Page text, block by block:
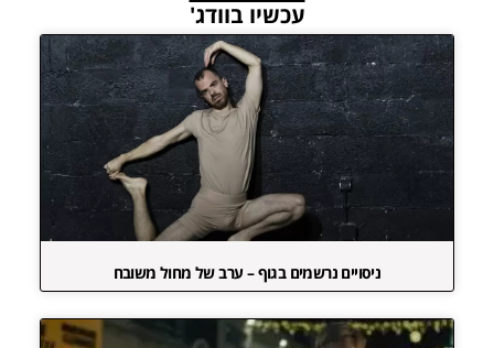
עכשיו בוודג'
ניסויים נרשמים בגוף – ערב של מחול משובח